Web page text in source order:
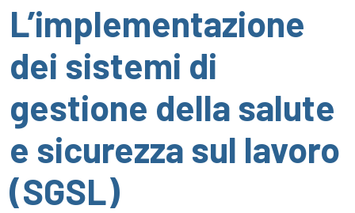
L’implementazione
dei sistemi di
gestione della salute
e sicurezza sul lavoro
(SGSL)